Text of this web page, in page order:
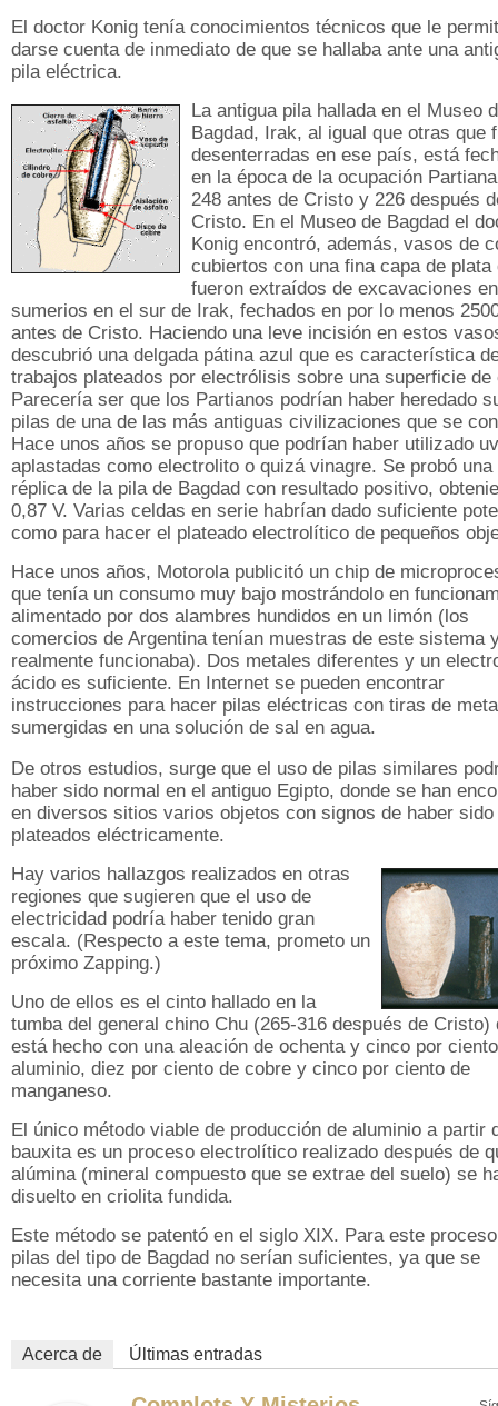
El doctor Konig tenía conocimientos técnicos que le
darse cuenta de inmediato de que se hallaba ante una
pila eléctrica.
La antigua pila hallada en el Museo
Bagdad, Irak, al igual que otras que
desenterradas en ese país, está
en la época de la ocupación
248 antes de Cristo y 226 después
Cristo. En el Museo de Bagdad el
Konig encontró, además, vasos de
cubiertos con una fina capa de plata
fueron extraídos de excavaciones
sumerios en el sur de Irak, fechados en por lo menos
antes de Cristo. Haciendo una leve incisión en estos
descubrió una delgada pátina azul que es característica
trabajos plateados por electrólisis sobre una superficie de
Parecería ser que los Partianos podrían haber heredado
pilas de una de las más antiguas civilizaciones que se
Hace unos años se propuso que podrían haber utilizado
aplastadas como electrolito o quizá vinagre. Se probó una
réplica de la pila de Bagdad con resultado positivo,
0,87 V. Varias celdas en serie habrían dado suficiente
como para hacer el plateado electrolítico de pequeños
Hace unos años, Motorola publicitó un chip de
que tenía un consumo muy bajo mostrándolo en
alimentado por dos alambres hundidos en un limón (los
comercios de Argentina tenían muestras de este sistema
realmente funcionaba). Dos metales diferentes y un
ácido es suficiente. En Internet se pueden encontrar
instrucciones para hacer pilas eléctricas con tiras de
sumergidas en una solución de sal en agua.
De otros estudios, surge que el uso de pilas similares
haber sido normal en el antiguo Egipto, donde se han
en diversos sitios varios objetos con signos de haber sido
plateados eléctricamente.
Hay varios hallazgos realizados en otras
regiones que sugieren que el uso de
electricidad podría haber tenido gran
escala. (Respecto a este tema, prometo un
próximo Zapping.)
Uno de ellos es el cinto hallado en la
tumba del general chino Chu (265-316 después de Cristo)
está hecho con una aleación de ochenta y cinco por
aluminio, diez por ciento de cobre y cinco por ciento de
manganeso.
El único método viable de producción de aluminio a partir
bauxita es un proceso electrolítico realizado después de
alúmina (mineral compuesto que se extrae del suelo) se
disuelto en criolita fundida.
Este método se patentó en el siglo XIX. Para este
pilas del tipo de Bagdad no serían suficientes, ya que se
necesita una corriente bastante importante.
Acerca de Últimas entradas